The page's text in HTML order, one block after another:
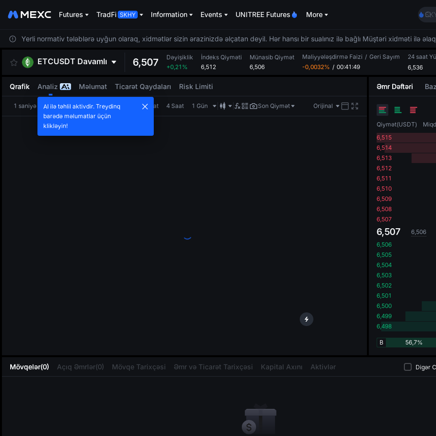
Futures TradFi Information Events UNITREE Futures More
Yerli normativ tələblərə uyğun olaraq, xidmətlər sizin ərazinizdə əlçatan deyil. Hər hansı bir sualınız ilə bağlı Müştəri xidməti ilə
ETCUSDT Davamlı 6,507
Dəyişiklik
+0,21%
İndeks Qiyməti
6,512
Münasib Qiymət
6,506
Maliyyələşdirmə Faizi / Geri Sayım
-0,0032% / 00:41:48
24 saat
6,536
Mövqelər(0) Açıq Əmrlər(0) Mövqe Tarixçəsi Əmr və Ticarət Tarixçəsi Kapital Axını Aktivlər Digər
Qrafik Analiz Məlumat Ticarət Qaydaları Risk Limiti
1 saniyə 1 dəqiqə 5 dəqiqə 15 dəqiqə 1 Saat 4 Saat 1 Gün Son Qiymət Orijinal
Əmr Dəftəri
Qiymət(USDT)
6,515
6,514
6,513
6,512
6,511
6,510
6,509
6,508
6,507
6,507
6,506
6,506
6,505
6,504
6,503
6,502
6,501
6,500
6,499
6,498
56,7%
B
AI ilə təhlil aktivdir. Treydinq
barədə məlumatlar üçün
klikləyin!